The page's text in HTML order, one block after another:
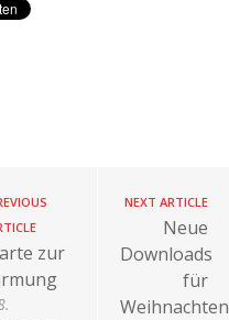
zur
NEXT ARTICLE
Neue
Downloads
für
Weihnachten